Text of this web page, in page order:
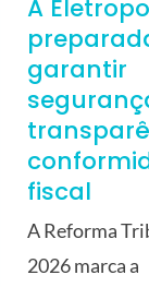
A
garantir
fiscal
A Reforma
2026 marca a